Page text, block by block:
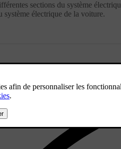
sections du système
électrique de la voiture.